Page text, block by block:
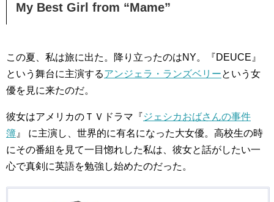
My Best Girl from “Mame”
この夏、私は旅に出た。降り立ったのはNY。『DEUCE』
という舞台に主演するアンジェラ・ランズベリーという女
優を見に来たのだ。
彼女はアメリカのＴＶドラマ『ジェシカおばさんの事件
簿 』 に主演し、世界的に有名になった大女優。高校生の時
にその番組を見て一目惚れした私は、彼女と話がしたい一
心で真剣に英語を勉強し始めたのだった。